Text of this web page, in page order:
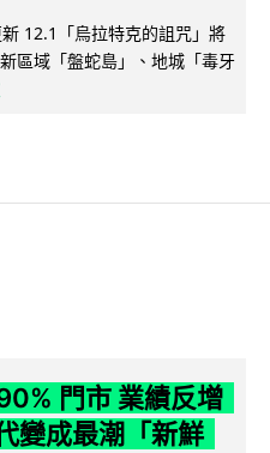
12.1「烏拉特克的詛咒」將
區域「盤蛇島」、地城「毒牙
門市 業績反增
變成最潮「新鮮